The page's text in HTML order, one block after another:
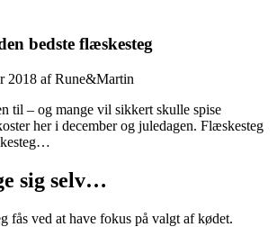
bedste flæskesteg
2018 afRune&Martin
til – og mange vil sikkert skulle spise
her i december og juledagen. Flæskesteg
sig selv…
fås ved at have fokus på valgt af kødet.